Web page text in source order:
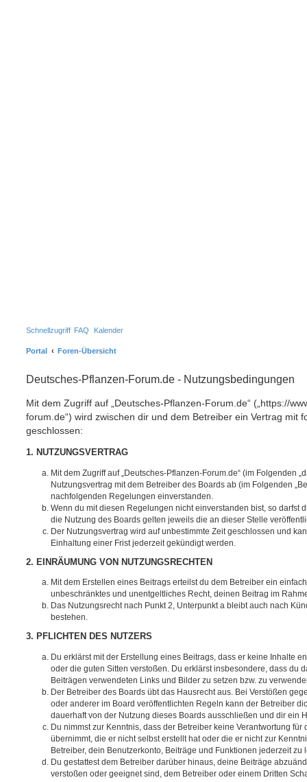
Schnellzugriff FAQ Kalender
Portal Foren-Übersicht
Deutsches-Pflanzen-Forum.de - Nutzungsbedingungen
Mit dem Zugriff auf „Deutsches-Pflanzen-Forum.de“ („https://
forum.de“) wird zwischen dir und dem Betreiber ein Vertrag mit
geschlossen:
1. NUTZUNGSVERTRAG
Mit dem Zugriff auf „Deutsches-Pflanzen-Forum.de“ (im Folgenden
Nutzungsvertrag mit dem Betreiber des Boards ab (im Folgenden
nachfolgenden Regelungen einverstanden.
Wenn du mit diesen Regelungen nicht einverstanden bist, so darfst
die Nutzung des Boards gelten jeweils die an dieser Stelle
Der Nutzungsvertrag wird auf unbestimmte Zeit geschlossen und
Einhaltung einer Frist jederzeit gekündigt werden.
2. EINRÄUMUNG VON NUTZUNGSRECHTEN
Mit dem Erstellen eines Beitrags erteilst du dem Betreiber ein
unbeschränktes und unentgeltliches Recht, deinen Beitrag im
Das Nutzungsrecht nach Punkt 2, Unterpunkt a bleibt auch nach
bestehen.
3. PFLICHTEN DES NUTZERS
Du erklärst mit der Erstellung eines Beitrags, dass er keine Inhalte
oder die guten Sitten verstoßen. Du erklärst insbesondere, dass du
Beiträgen verwendeten Links und Bilder zu setzen bzw. zu
Der Betreiber des Boards übt das Hausrecht aus. Bei Verstößen
oder anderer im Board veröffentlichten Regeln kann der Betreiber
dauerhaft von der Nutzung dieses Boards ausschließen und dir ein
Du nimmst zur Kenntnis, dass der Betreiber keine Verantwortung für
übernimmt, die er nicht selbst erstellt hat oder die er nicht zur
Betreiber, dein Benutzerkonto, Beiträge und Funktionen jederzeit zu
Du gestattest dem Betreiber darüber hinaus, deine Beiträge
verstoßen oder geeignet sind, dem Betreiber oder einem Dritten